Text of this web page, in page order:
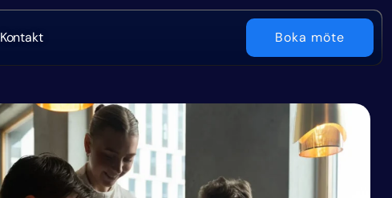
Kontakt Boka möte